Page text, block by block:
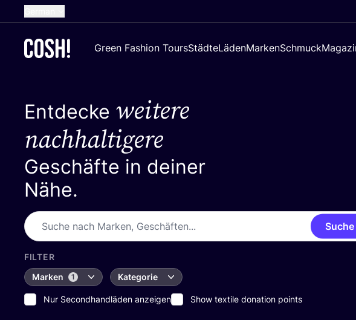
Dutch
Spanish
Green Fashion ToursStädteLädenMarkenSchmuck
Entdecke weitere
nachhaltigere
Geschäfte in deiner
Nähe.
Suche
FILTER
Marken
1 Kategorie
Nur Secondhandläden anzeigen Show textile donation points